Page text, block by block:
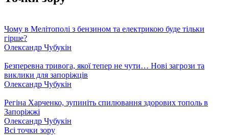
Чому в Мелітополі з бензином та електрикою буде тільки
гірше?
Олександр Чубукін
Безперевна тривога, якої тепер не чути… Нові загрози та
виклики для запоріжців
Олександр Чубукін
Регіна Харченко, зупиніть спилювання здорових тополь в
Запоріжжі
Олександр Чубукін
Всі точки зору